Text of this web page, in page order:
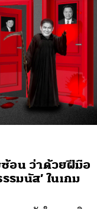
อน ว่าด้วยฝีมือ
รมนัส’ ในเกม